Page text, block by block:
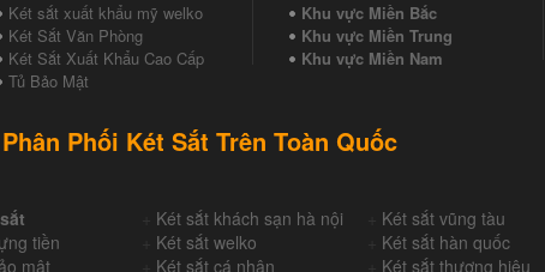
Két sắt xuất khẩu mỹ welko
Két Sắt Văn Phòng
Két Sắt Xuất Khẩu Cao Cấp
Tủ Bảo Mật
Khu vực Miền Bắc
Khu vực Miền Trung
Khu vực Miền Nam
Phối Két Sắt Trên Toàn Quốc
Két sắt khách sạn hà nội Két sắt vũng tàu
tiền Két sắt welko Két sắt hàn quốc
mật Két sắt cá nhân Két sắt thương hiệu